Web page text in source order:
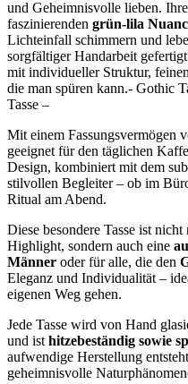
und Geheimnisvolle lieben. Ihre
faszinierenden grün-lila
Lichteinfall schimmern und
sorgfältiger Handarbeit
mit individueller Struktur,
die man spüren kann.- Gothic
Tasse –
Mit einem Fassungsvermögen
geeignet für den täglichen
Design, kombiniert mit dem
stilvollen Begleiter – ob im
Ritual am Abend.
Diese besondere Tasse ist
Highlight, sondern auch eine
Männer oder für alle, die den
Eleganz und Individualität –
eigenen Weg gehen.
Jede Tasse wird von Hand
und ist hitzebeständig sowie
aufwendige Herstellung
geheimnisvolle